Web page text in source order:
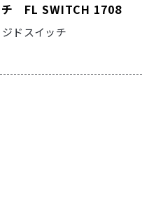
チ FL SWITCH 1708
ドスイッチ